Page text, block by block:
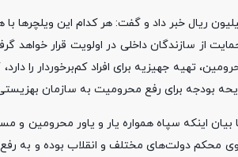
از سازندگان داخلی در اولویت قرار خواهد
تهیه جهیزیه برای افراد کم‌برخوردار را
بودجه برای رفع محرومیت به سازمان
بیان اینکه سپاه همواره یار و یاور محرومین